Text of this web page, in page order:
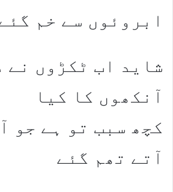
ابروئوں سے خم
شاید اب ٹکڑوں نے
آنکھوں کا کیا
کچھ سبب تو ہے جو
آتے تھم گئے